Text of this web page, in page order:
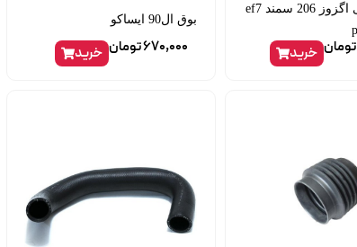
واشر گلویی اگزوز 206 سمند ef7
تومان خرید
بوق ال90 ایساکو
670,000تومان خرید